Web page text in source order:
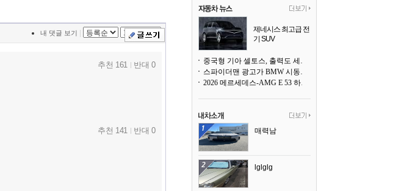
내 댓글 보기
추천 161 반대 0
추천 141 반대 0
제네시스 최고급 전
기 SUV
중국형 기아 셀토스, 출력도 세지고 27인치 초대형 디스플레이까지
스파이더맨 광고가 BMW 시동화면을 점령하다, 오너들은 불만
2026 메르세데스-AMG E 53 하이브리드 왜건 시승기
매력남
lglglg